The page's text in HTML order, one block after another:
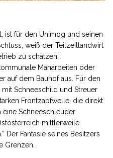
ist für den Unimog und seinen
weiß der Teilzeitlandwirt
zu schätzen:
Mäharbeiten oder
auf dem Bauhof aus. Für den
Schneeschild und Streuer
Frontzapfwelle, die direkt
eine Schneeschleuder
mittlerweile
Der Fantasie seines Besitzers
Grenzen.